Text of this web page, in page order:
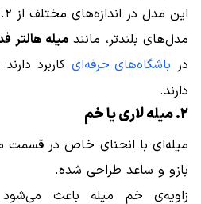
مدل‌های بلندتر، مانندمیله هالتر
در باشگاه‌های حرفه‌ایکاربرد
دارند.
۲. میله لاری یا خم
میله‌ای با انحنای خاص در قسمت
بازو و ساعد طراحی شده.
زاویه‌ی خم میله باعث